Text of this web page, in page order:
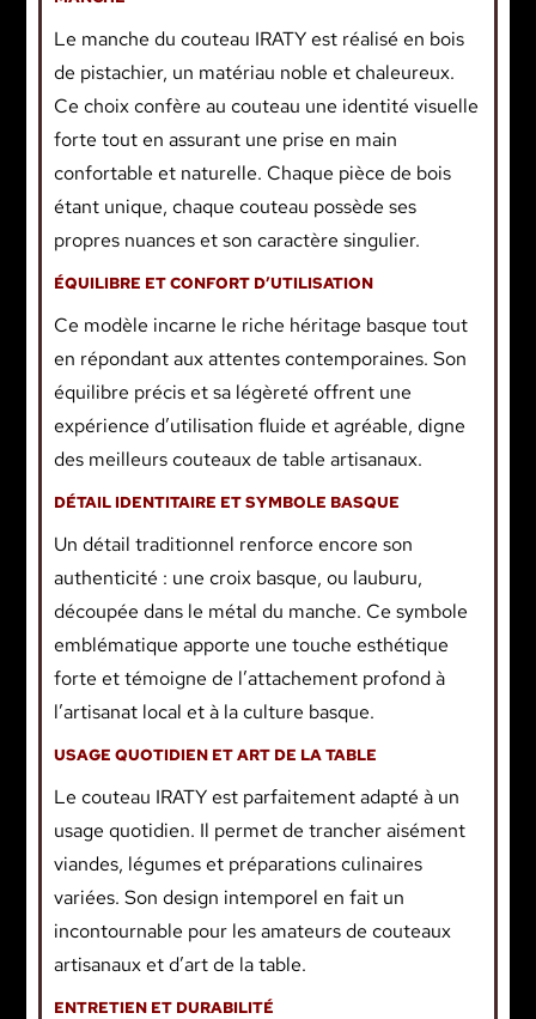
Le manche du couteau IRATY est réalisé en bois
de pistachier, un matériau noble et chaleureux.
Ce choix confère au couteau une identité visuelle
forte tout en assurant une prise en main
confortable et naturelle. Chaque pièce de bois
étant unique, chaque couteau possède ses
propres nuances et son caractère singulier.
ÉQUILIBRE ET CONFORT D’UTILISATION
Ce modèle incarne le riche héritage basque tout
en répondant aux attentes contemporaines. Son
équilibre précis et sa légèreté offrent une
expérience d’utilisation fluide et agréable, digne
des meilleurs couteaux de table artisanaux.
DÉTAIL IDENTITAIRE ET SYMBOLE BASQUE
Un détail traditionnel renforce encore son
authenticité : une croix basque, ou lauburu,
découpée dans le métal du manche. Ce symbole
emblématique apporte une touche esthétique
forte et témoigne de l’attachement profond à
l’artisanat local et à la culture basque.
USAGE QUOTIDIEN ET ART DE LA TABLE
Le couteau IRATY est parfaitement adapté à un
usage quotidien. Il permet de trancher aisément
viandes, légumes et préparations culinaires
variées. Son design intemporel en fait un
incontournable pour les amateurs de couteaux
artisanaux et d’art de la table.
ENTRETIEN ET DURABILITÉ